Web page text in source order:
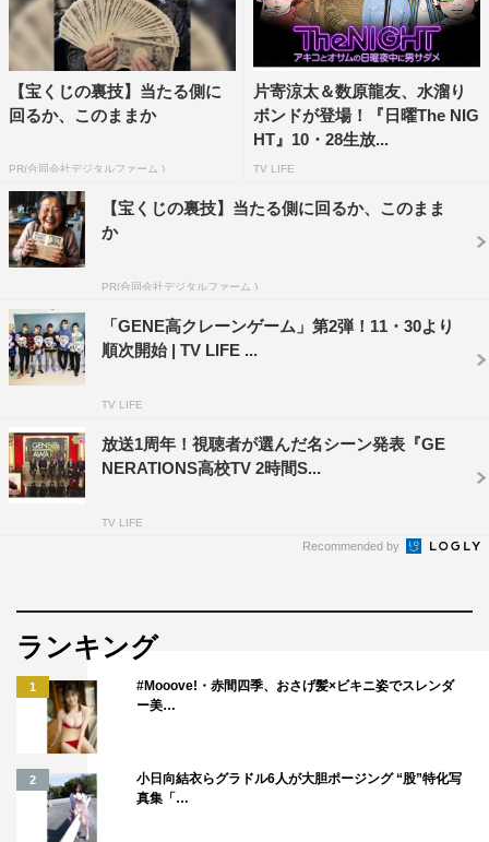
っている模様も限定公開中。
AbemaTV『GENERATIONS高校TV』
放送日程：12月23日（日）後8時30分～10時（90分生放
送）
放送チャンネル：AbemaSPECIALチャンネル
出演者：GENERATIONS from EXILE TRIBE
過去放送URL：
493_s0_p83
AbemaTV『GENERATIONS高校TV エナジー全開！E高が
乗り込んできた！ガチスポーツ対決SP』
出演者：GENERATIONS from EXILE TRIBE、E-girls
放送URL：https://abema.tv/channels/abema-
AbemaTV GENERATIONS
【宝くじの裏技】当たる側に
回るか、このままか
PR(合同会社デジタルファーム )
片寄涼太＆数原龍友、水溜り
ボンドが登場！『日曜The NIG
HT』10・28生放...
TV LIFE
【宝くじの裏技】当たる側に回るか、このまま
か
PR(合同会社デジタルファーム )
「GENE高クレーンゲーム」第2弾！11・30より
順次開始 | TV LIFE ...
TV LIFE
放送1周年！視聴者が選んだ名シーン発表『GE
NERATIONS高校TV 2時間S...
TV LIFE
Recommended by
ランキング
1
#Mooove!・赤間四季、おさげ髪×ビキニ姿でスレンダ
ー美…
2
小日向結衣らグラドル6人が大胆ポージング “股”特化写
真集「…